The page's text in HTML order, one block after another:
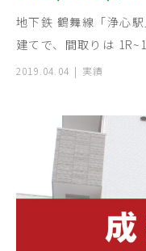
地下鉄 鶴舞線「浄心
建てで、間取りは
2019.04.04 実績